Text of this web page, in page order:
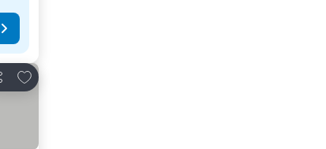
Adicionar aos favoritos